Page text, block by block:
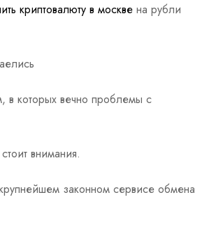
криптовалюту в москве на рубли
в которых вечно проблемы с
внимания.
законном сервисе обмена